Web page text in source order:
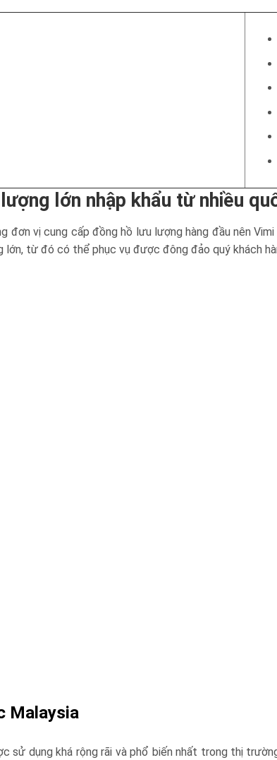
lớn nhập khẩu từ nhiều
đơn vị cung cấp đồng hồ lưu lượng hàng đầu nên
lớn, từ đó có thể phục vụ được đông đảo quý khách
Malaysia
dụng khá rộng rãi và phổ biến nhất trong thị